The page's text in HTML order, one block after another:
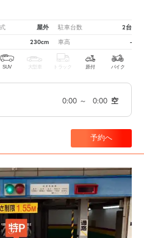
屋外 駐車台数 2台
230cm 車高 -
SUV 大型車 トラック 原付 バイク
0:00 ～ 0:00 空
予約へ